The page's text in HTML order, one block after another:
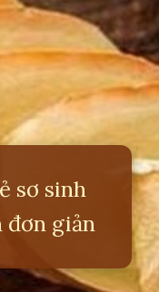
sơ sinh
đơn giản